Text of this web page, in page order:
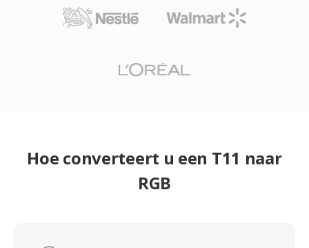
Hoe converteert u een T11 naar
RGB